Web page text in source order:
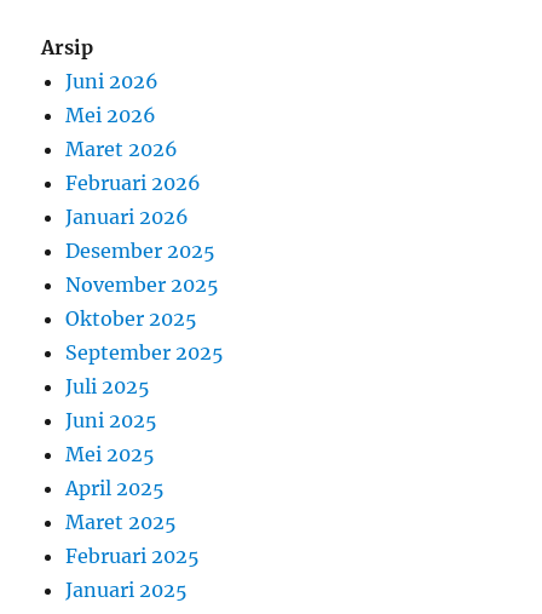
Arsip
Juni 2026
Mei 2026
Maret 2026
Februari 2026
Januari 2026
Desember 2025
November 2025
Oktober 2025
September 2025
Juli 2025
Juni 2025
Mei 2025
April 2025
Maret 2025
Februari 2025
Januari 2025